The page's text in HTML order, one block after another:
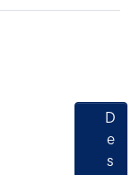
D
e
s